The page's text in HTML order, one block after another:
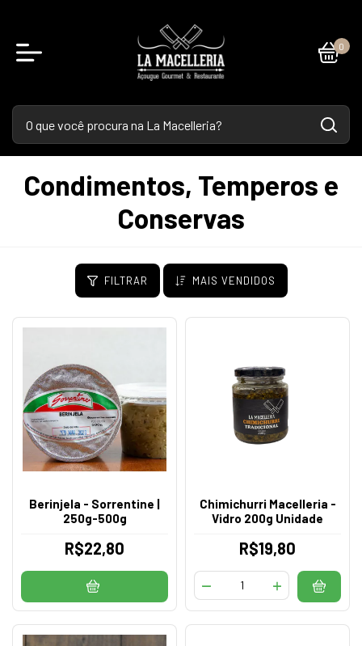
0
Condimentos, Temperos e
Conservas
FILTRAR MAIS VENDIDOS
Berinjela - Sorrentine |
250g-500g
R$22,80
Chimichurri Macelleria -
Vidro 200g Unidade
R$19,80